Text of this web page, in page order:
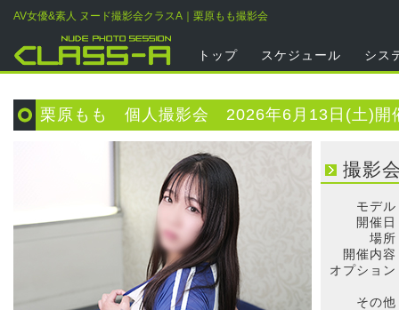
AV女優&素人 ヌード撮影会クラスA｜栗原もも撮影会
トップ スケジュール シス
栗原もも 個人撮影会 2026年6月13日(土)開
撮影
モデル
開催
場所
開催内容
オプション
その他